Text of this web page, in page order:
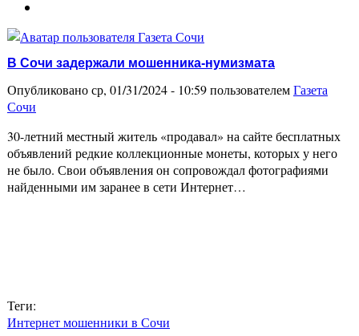
В Сочи задержали мошенника-нумизмата
Опубликовано ср, 01/31/2024 - 10:59 пользователемГазета
Сочи
30-летний местный житель «продавал» на сайте бесплатных
объявлений редкие коллекционные монеты, которых у него
не было. Свои объявления он сопровождал фотографиями
найденными им заранее в сети Интернет…
Теги:
Интернет мошенники в Сочи